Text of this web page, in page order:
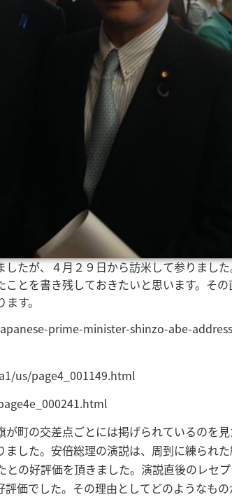
たが、４月２９日から訪米して参りまし
とを書き残しておきたいと思います。そ
す。
prime-minister-shinzo-abe-
us/page4_001149.html
町の交差点ごとには掲げられているのを見
した。安倍総理の演説は、周到に練られ
の好評価を頂きました。演説直後のレセ
価でした。その理由としてどのようなもの